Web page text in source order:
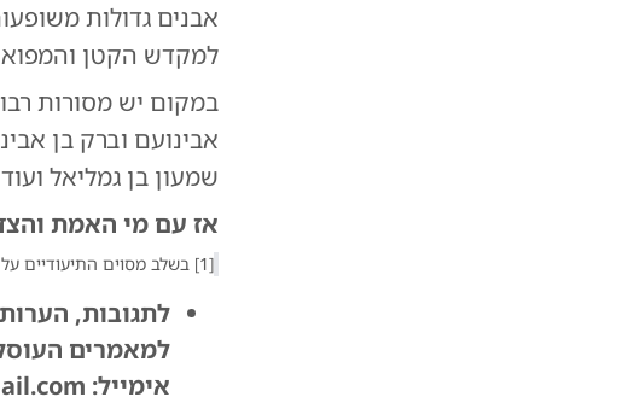
אבנים גדולות
למקדש הקטן
במקום יש מסורות
אבינועם וברק בן
שמעון בן גמליאל
אז עם מי האמת
[1] בשלב מסוים התיעודיים על בית המדרש של יהושע הופכים ל-"והוא חרב".
לתגובות,
למאמרים
אימייל: sisraerl@gmail.com